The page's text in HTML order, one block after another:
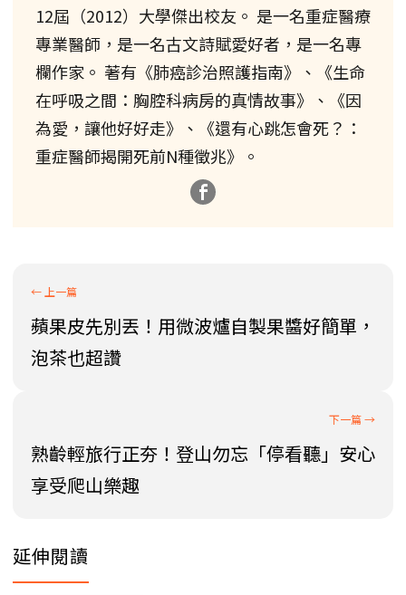
12屆（2012）大學傑出校友。 是一名重症醫療
專業醫師，是一名古文詩賦愛好者，是一名專
欄作家。 著有《肺癌診治照護指南》、《生命
在呼吸之間：胸腔科病房的真情故事》、《因
為愛，讓他好好走》、《還有心跳怎會死？：
重症醫師揭開死前N種徵兆》。
蘋果皮先別丟！用微波爐自製果醬好簡單，
泡茶也超讚
熟齡輕旅行正夯！登山勿忘「停看聽」安心
享受爬山樂趣
延伸閱讀